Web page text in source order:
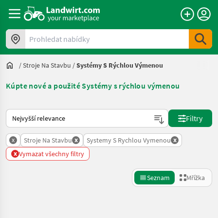
Prohledat nabídky
/Stroje Na Stavbu /Systémy S Rýchlou Výmenou
Kúpte nové a použité Systémy s rýchlou výmenou
Takto se řadí nabídky na Landwirt.com
Filtry
x Stroje Na Stavbu x Systemy S Rychlou Vymenou x
x Vymazat všechny filtry
Seznam Mřížka